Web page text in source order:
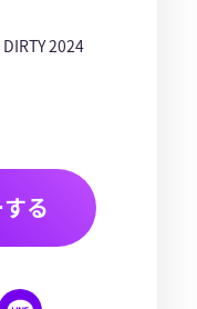
2024
る